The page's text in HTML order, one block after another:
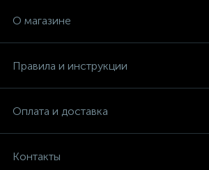
О магазине
Правила и инструкции
Оплата и доставка
Контакты